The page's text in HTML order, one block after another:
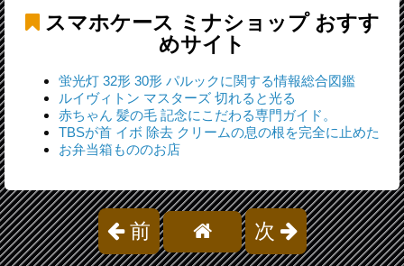
スマホケース ミナショップおすす
めサイト
蛍光灯 32形 30形 パルックに関する情報総合図鑑
ルイヴィトン マスターズ 切れると光る
赤ちゃん 髪の毛 記念にこだわる専門ガイド。
TBSが首 イボ 除去 クリームの息の根を完全に止めた
お弁当箱もののお店
前 次